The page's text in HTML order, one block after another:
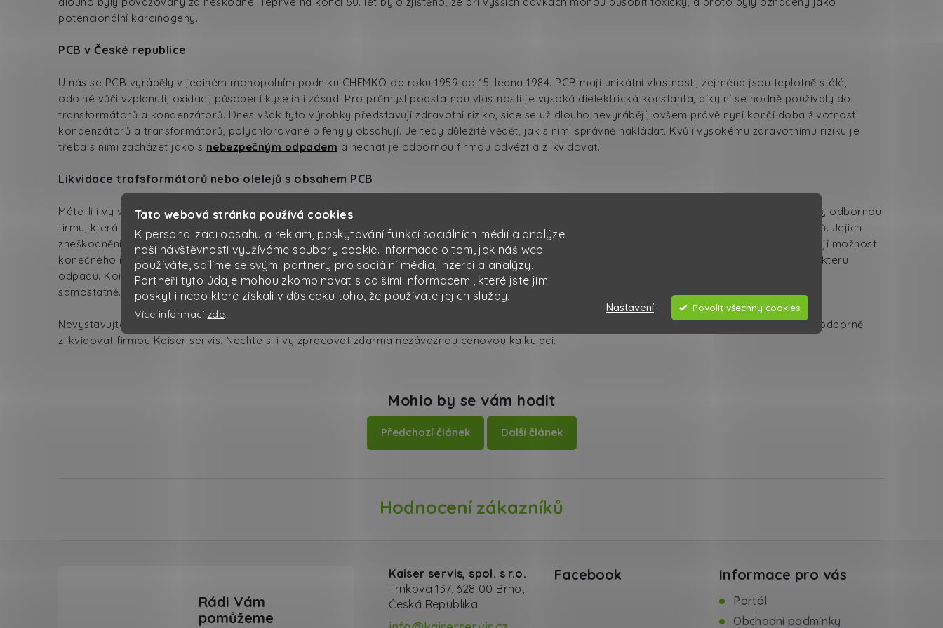
Tato webová stránka používá cookies
K personalizaci obsahu a reklam, poskytování funkcí sociálních médií a analýze
naší návštěvnosti využíváme soubory cookie. Informace o tom, jak náš web
používáte, sdílíme se svými partnery pro sociální média, inzerci a analýzy.
Partneři tyto údaje mohou zkombinovat s dalšími informacemi, které jste jim
poskytli nebo které získali v důsledku toho, že používáte jejich služby.
Více informací zde
Povolit všechny cookies
Nastavení
potencionální karcinogeny.
PCB v České republice
U nás se PCB vyráběly v jediném monopolním podniku CHEMKO od roku 1959 do 15. ledna 1984. PCB mají unikátní vlastnosti, zejména jsou teplotně stálé,
odolné vůči vzplanutí, oxidaci, působení kyselin i zásad. Pro průmysl podstatnou vlastností je vysoká dielektrická konstanta, díky ní se hodně používaly do
transformátorů a kondenzátorů. Dnes však tyto výrobky představují zdravotní riziko, sice se už dlouho nevyrábějí, ovšem právě nyní končí doba životnosti
kondenzátorů a transformátorů, polychlorované bifenyly obsahují. Je tedy důležité vědět, jak s nimi správně nakládat. Kvůli vysokému zdravotnímu riziku je
třeba s nimi zacházet jako s nebezpečným odpadem a nechat je odbornou firmou odvézt a zlikvidovat.
Likvidace trafsformátorů nebo olelejů s obsahem PCB
Máte-li i vy v provozu elektrotechnická zařízení se součástkami s obsahem PCB, vyměňte je za nové nekontaminované PCB, zavolejte Kaiser servis, odbornou
firmu, která se specializuje na
nakládání s odpady
. Firma Kaiser servis se postará o odvoz i likvidaci odpadu s obsahem polychlorovaných bifenylů. Jejich
zneškodnění není totiž vůbec jednoduché, PCB jsou velmi rezistentní látky, likvidační postupy jsou technicky náročné a také velmi drahé, ale poskytují možnost
konečného řešení. Výběr metody zneškodňování odpadů kontaminovaných PCB je samozřejmě závislý na obsahu PCB v daném odpadu a na charakteru
odpadu. Konkrétně u transformátorů lze náplň obsahující PCB extrahovat a nahradit kapalinou zdravotně nezávadnou. PCB jsou potom likvidovány
samostatně.
Nevystavujte sebe ani vaše zaměstnance zdravotnímu riziku vyplývajícímu z používání součástek kontaminovaných PCB. Zbavte se jich a nechte je odborně
zlikvidovat firmou Kaiser servis. Nechte si i vy zpracovat zdarma nezávaznou cenovou kalkulaci.
Mohlo by se vám hodit
Předchozí článek Další článek
Hodnocení zákazníků
Kaiser servis, spol. s r.o.
Trnkova 137, 628 00 Brno,
Česká Republika
Facebook Informace pro vás
Portál
Obchodní podmínky